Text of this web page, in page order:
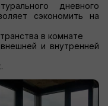
дневного
сэкономить на
в комнате
и внутренней